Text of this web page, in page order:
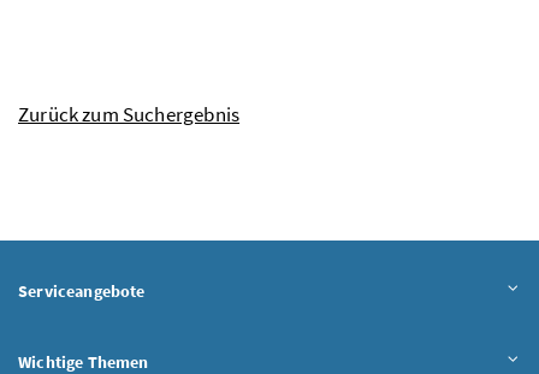
Zurück zum Suchergebnis
Serviceangebote
Wichtige Themen